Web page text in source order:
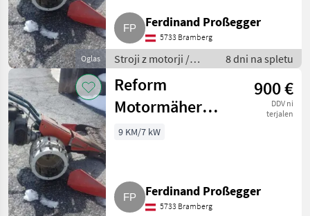
Oglas
Ferdinand Proßegger
5733 Bramberg
Stroji z motorji /
Motorna kosilnica/
prekopalnik
8 dni na spletu
Reform
Motormäher
111S
900 €
DDV ni
terjalen
9 KM/7 kW
Ferdinand Proßegger
5733 Bramberg